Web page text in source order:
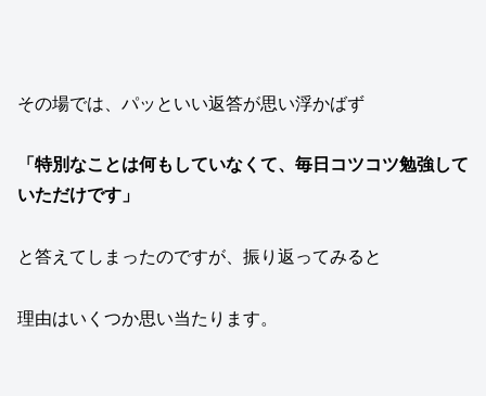
その場では、パッといい返答が思い浮かばず
「特別なことは何もしていなくて、毎日コツコツ勉強して
いただけです」
と答えてしまったのですが、振り返ってみると
理由はいくつか思い当たります。